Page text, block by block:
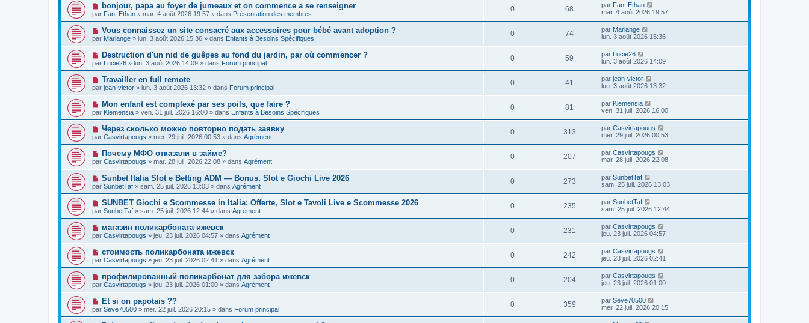
N
o
u
v
a
u
m
e
s
s
g
e
bonjour, papa au foyer de jumeaux et on commence a se renseigner
par Fan_Ethan » mar. 4 août 2026 19:57 » dans Présentation des membres
0 68 par Fan_Ethan
mar. 4 août 2026 19:57
N
o
u
v
e
a
u
m
e
s
s
a
g
e
Vous connaissez un site consacré aux accessoires pour bébé avant adoption ?
par Mariange » lun. 3 août 2026 15:36 » dans Enfants à Besoins Spécifiques
0 74 par Mariange
lun. 3 août 2026 15:36
N
o
u
v
a
u
m
e
s
s
g
e
Destruction d'un nid de guêpes au fond du jardin, par où commencer ?
par Lucie26 » lun. 3 août 2026 14:09 » dans Forum principal
0 59 par Lucie26
lun. 3 août 2026 14:09
N
o
u
v
e
a
u
m
e
s
s
a
g
e
Travailler en full remote
par jean-victor » lun. 3 août 2026 13:32 » dans Forum principal
0 41 par jean-victor
lun. 3 août 2026 13:32
N
o
u
v
e
a
u
m
e
s
s
a
g
e
Mon enfant est complexé par ses poils, que faire ?
par Klemensia » ven. 31 juil. 2026 16:00 » dans Enfants à Besoins Spécifiques
0 81 par Klemensia
ven. 31 juil. 2026 16:00
N
o
u
v
e
a
u
m
e
s
s
a
g
e
Через сколько можно повторно подать заявку
par Casvirtapougs » mer. 29 juil. 2026 00:53 » dans Agrément
0 313 par Casvirtapougs
mer. 29 juil. 2026 00:53
N
o
u
v
e
a
u
m
e
s
a
g
e
Почему МФО отказали в займе?
par Casvirtapougs » mar. 28 juil. 2026 22:08 » dans Agrément
0 207 par Casvirtapougs
mar. 28 juil. 2026 22:08
N
o
u
v
e
a
u
m
e
s
a
g
e
Sunbet Italia Slot e Betting ADM — Bonus, Slot e Giochi Live 2026
par SunbetTaf » sam. 25 juil. 2026 13:03 » dans Agrément
0 273 par SunbetTaf
sam. 25 juil. 2026 13:03
N
o
u
e
a
u
m
e
s
a
g
e
SUNBET Giochi e Scommesse in Italia: Offerte, Slot e Tavoli Live e Scommesse 2026
par SunbetTaf » sam. 25 juil. 2026 12:44 » dans Agrément
0 235 par SunbetTaf
sam. 25 juil. 2026 12:44
N
o
u
e
a
u
m
e
s
s
a
g
e
магазин поликарбоната ижевск
par Casvirtapougs » jeu. 23 juil. 2026 04:57 » dans Agrément
0 231 par Casvirtapougs
jeu. 23 juil. 2026 04:57
N
o
u
e
a
u
m
e
s
стоимость поликарбоната ижевск
par Casvirtapougs » jeu. 23 juil. 2026 02:41 » dans Agrément
0 242 par Casvirtapougs
jeu. 23 juil. 2026 02:41
N
o
u
v
e
a
u
профилированный поликарбонат для забора ижевск
par Casvirtapougs » jeu. 23 juil. 2026 01:00 » dans Agrément
0 204 par Casvirtapougs
jeu. 23 juil. 2026 01:00
N
o
u
v
Et si on papotais ??
par Seve70500 » mer. 22 juil. 2026 20:15 » dans Forum principal
0 359 par Seve70500
mer. 22 juil. 2026 20:15